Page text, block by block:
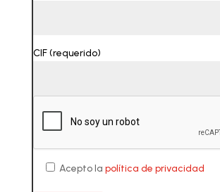
CIF (requerido)
Acepto la política de privacidad